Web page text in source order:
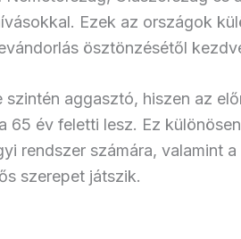
Ezek az országok
ösztönzésétől
aggasztó, hiszen az
65 év feletti lesz. Ez
rendszer számára, valamint
szerepet játszik.